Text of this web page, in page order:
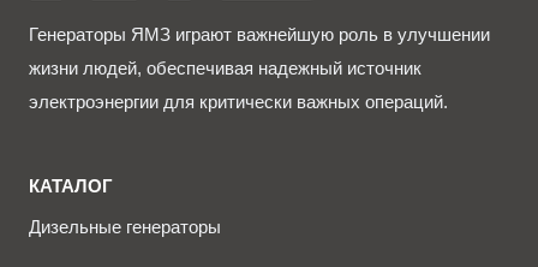
Генераторы ЯМЗ играют важнейшую роль в улучшении
жизни людей, обеспечивая надежный источник
электроэнергии для критически важных операций.
КАТАЛОГ
Дизельные генераторы